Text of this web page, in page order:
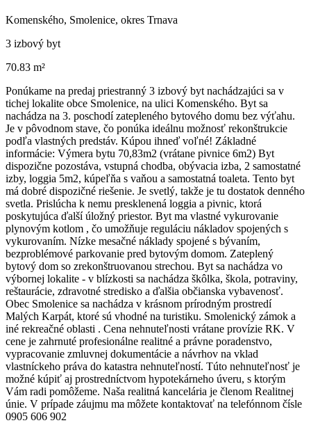
Komenského, Smolenice, okres Trnava
3 izbový byt
70.83 m²
Ponúkame na predaj priestranný 3 izbový byt nachádzajúci sa v
tichej lokalite obce Smolenice, na ulici Komenského. Byt sa
nachádza na 3. poschodí zatepleného bytového domu bez výťahu.
Je v pôvodnom stave, čo ponúka ideálnu možnosť rekonštrukcie
podľa vlastných predstáv. Kúpou ihneď voľné! Základné
informácie: Výmera bytu 70,83m2 (vrátane pivnice 6m2) Byt
dispozične pozostáva, vstupná chodba, obývacia izba, 2 samostatné
izby, loggia 5m2, kúpeľňa s vaňou a samostatná toaleta. Tento byt
má dobré dispozičné riešenie. Je svetlý, takže je tu dostatok denného
svetla. Prislúcha k nemu presklenená loggia a pivnic, ktorá
poskytujúca ďalší úložný priestor. Byt ma vlastné vykurovanie
plynovým kotlom , čo umožňuje reguláciu nákladov spojených s
vykurovaním. Nízke mesačné náklady spojené s bývaním,
bezproblémové parkovanie pred bytovým domom. Zateplený
bytový dom so zrekonštruovanou strechou. Byt sa nachádza vo
výbornej lokalite - v blízkosti sa nachádza škôlka, škola, potraviny,
reštaurácie, zdravotné stredisko a ďalšia občianska vybavenosť.
Obec Smolenice sa nachádza v krásnom prírodným prostredí
Malých Karpát, ktoré sú vhodné na turistiku. Smolenický zámok a
iné rekreačné oblasti . Cena nehnuteľnosti vrátane provízie RK. V
cene je zahrnuté profesionálne realitné a právne poradenstvo,
vypracovanie zmluvnej dokumentácie a návrhov na vklad
vlastníckeho práva do katastra nehnuteľností. Túto nehnuteľnosť je
možné kúpiť aj prostredníctvom hypotekárneho úveru, s ktorým
Vám radi pomôžeme. Naša realitná kancelária je členom Realitnej
únie. V prípade záujmu ma môžete kontaktovať na telefónnom čísle
0905 606 902